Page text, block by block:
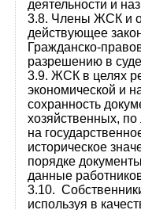
деятельности и
3.8. Члены ЖСК и
действующее
Гражданско-
разрешению в
3.9. ЖСК в целях
экономической и
сохранность
хозяйственных, по
на
историческое
порядке
данные
3.10.
используя в